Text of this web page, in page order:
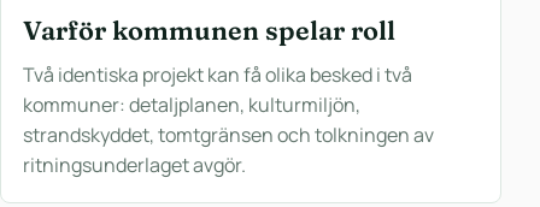
Varför kommunen spelar roll
Två identiska projekt kan få olika besked i två
kommuner: detaljplanen, kulturmiljön,
strandskyddet, tomtgränsen och tolkningen av
ritningsunderlaget avgör.